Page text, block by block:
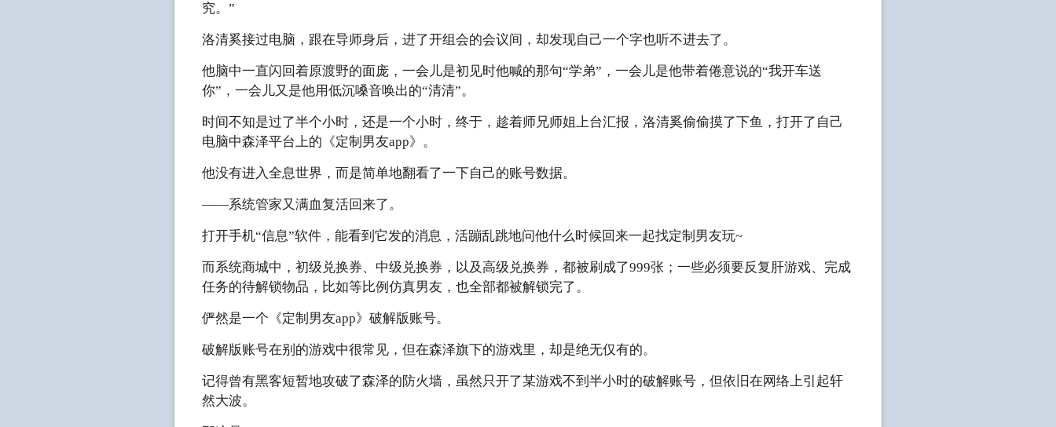
究。”
洛清奚接过电脑，跟在导师身后，进了开组会的会议间，却发现自己一个字也听不进去了。
他脑中一直闪回着原渡野的面庞，一会儿是初见时他喊的那句“学弟”，一会儿是他带着倦意说的“我开车送
你”，一会儿又是他用低沉嗓音唤出的“清清”。
时间不知是过了半个小时，还是一个小时，终于，趁着师兄师姐上台汇报，洛清奚偷偷摸了下鱼，打开了自己
电脑中森泽平台上的《定制男友app》。
他没有进入全息世界，而是简单地翻看了一下自己的账号数据。
——系统管家又满血复活回来了。
打开手机“信息”软件，能看到它发的消息，活蹦乱跳地问他什么时候回来一起找定制男友玩~
而系统商城中，初级兑换券、中级兑换券，以及高级兑换券，都被刷成了999张；一些必须要反复肝游戏、完成
任务的待解锁物品，比如等比例仿真男友，也全部都被解锁完了。
俨然是一个《定制男友app》破解版账号。
破解版账号在别的游戏中很常见，但在森泽旗下的游戏里，却是绝无仅有的。
记得曾有黑客短暂地攻破了森泽的防火墙，虽然只开了某游戏不到半小时的破解账号，但依旧在网络上引起轩
然大波。